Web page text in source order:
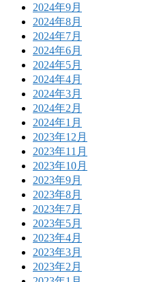
2024年9月
2024年8月
2024年7月
2024年6月
2024年5月
2024年4月
2024年3月
2024年2月
2024年1月
2023年12月
2023年11月
2023年10月
2023年9月
2023年8月
2023年7月
2023年5月
2023年4月
2023年3月
2023年2月